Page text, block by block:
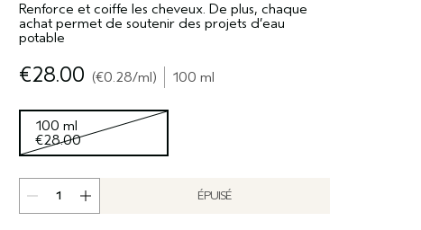
Renforce et coiffe les cheveux. De plus, chaque
achat permet de soutenir des projets d’eau
potable
€28.00 €0.28/ml 100 ml
100 ml
€28.00
ÉPUISÉ